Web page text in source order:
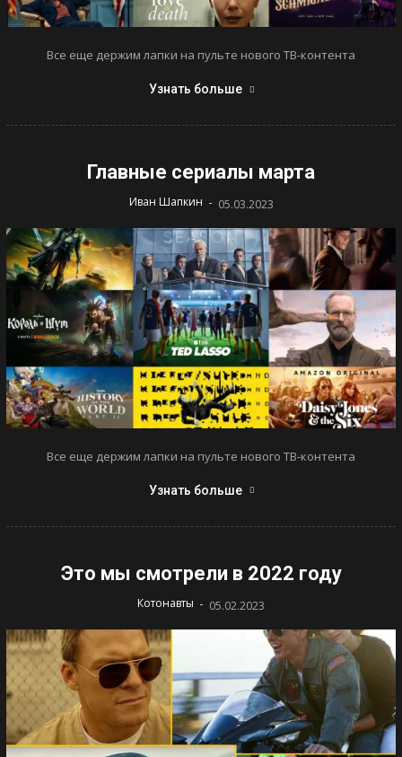
Все еще держим лапки на пульте нового ТВ-контента
Узнать больше
Главные сериалы марта
Иван Шапкин - 05.03.2023
Все еще держим лапки на пульте нового ТВ-контента
Узнать больше
Это мы смотрели в 2022 году
Котонавты - 05.02.2023